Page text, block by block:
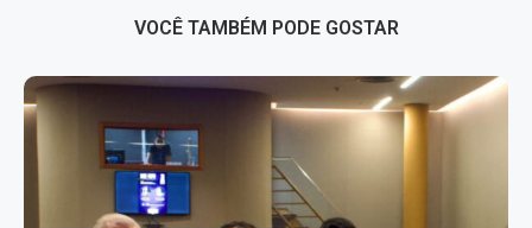
VOCÊ TAMBÉM PODE GOSTAR